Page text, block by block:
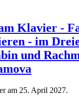
Klavier -
- im
und
am 25. April 2027.